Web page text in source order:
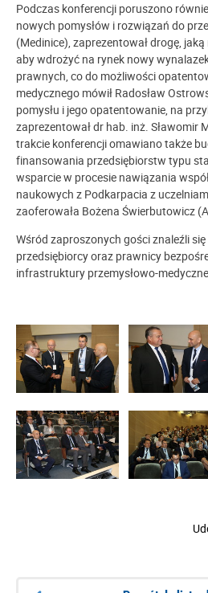
Podczas konferencji poruszono
nowych pomysłów i rozwiązań do
(Medinice), zaprezentował drogę,
aby wdrożyć na rynek nowy
prawnych, co do możliwości
medycznego mówił Radosław
pomysłu i jego opatentowanie, na
zaprezentował dr hab. inż. Sławomir
trakcie konferencji omawiano także
finansowania przedsiębiorstw typu
wsparcie w procesie nawiązania
naukowych z Podkarpacia z
zaoferowała Bożena Świerbutowicz
Wśród zaproszonych gości znaleźli
przedsiębiorcy oraz prawnicy
infrastruktury przemysłowo-